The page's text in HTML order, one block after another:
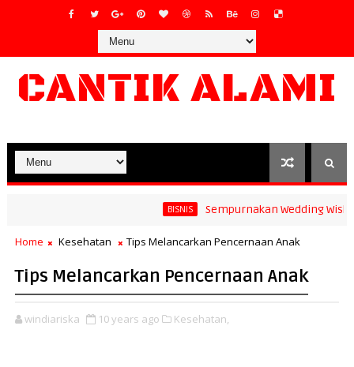
CANTIK ALAMI
BISNIS Sempurnakan Wedding Wishes
Gelang Terbaru yang Pas untuk Pasangan
Home Kesehatan Tips Melancarkan Pencernaan Anak
Tips Melancarkan Pencernaan Anak
windiariska 10 years ago Kesehatan,